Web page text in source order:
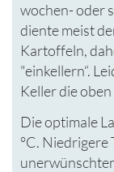
wochen- oder
diente meist
Kartoffeln,
"einkellern“.
Keller die
Die optimale
°C.